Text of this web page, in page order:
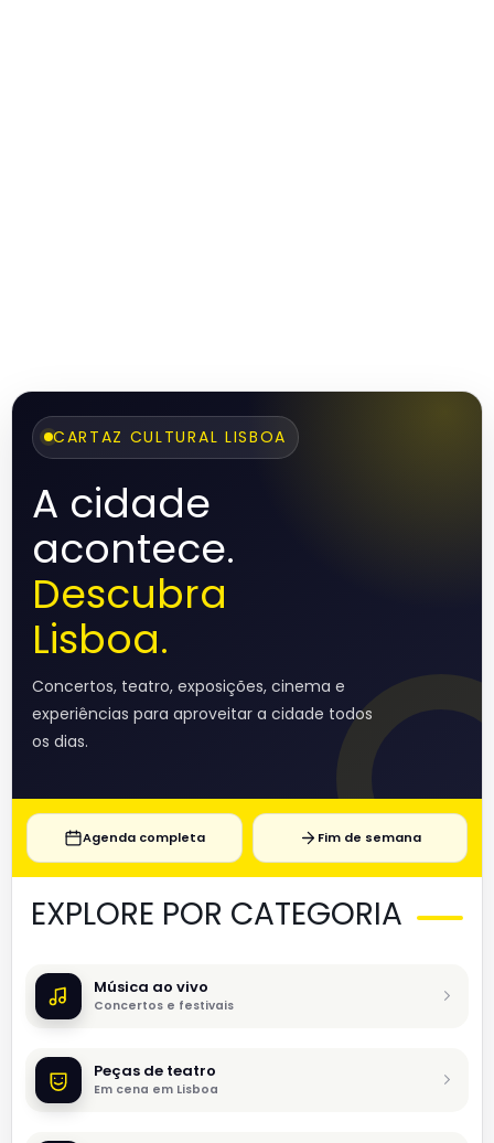
CARTAZ CULTURAL LISBOA
A cidade
acontece.
Descubra
Lisboa.
Concertos, teatro, exposições, cinema e
experiências para aproveitar a cidade todos
os dias.
Agenda completa Fim de semana
EXPLORE POR CATEGORIA
Música ao vivo
Concertos e festivais
Peças de teatro
Em cena em Lisboa